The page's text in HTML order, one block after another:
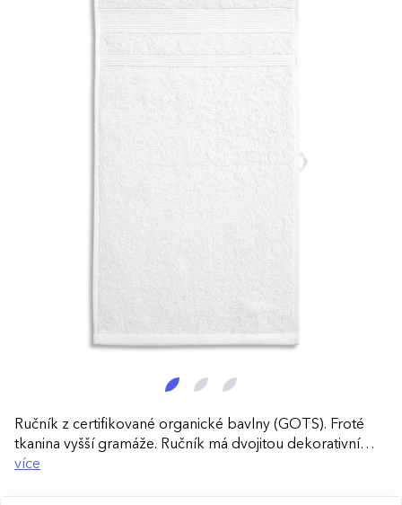
Ručník z certifikované organické bavlny (GOTS). Froté
tkanina vyšší gramáže. Ručník má dvojitou dekorativní
borduru. Materiál je měkký a vysoce savý. Etiketa slouží
více